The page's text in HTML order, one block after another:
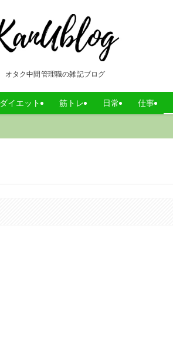
オタク中間管理職の雑記ブログ
ダイエット 筋トレ 日常 仕事